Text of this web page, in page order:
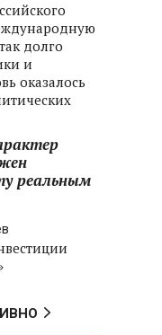
долго
и
оказалось
реальным